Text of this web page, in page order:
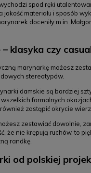
spod ręki
materiału i sposób
doceniły m.in.
klasyka czy
marynarkę możesz
stereotypów.
damskie są bardziej
formalnych
zastąpić okrycie
zestawiać dowolnie,
że nie krępują ruchów, to
randkę.
od polskiej